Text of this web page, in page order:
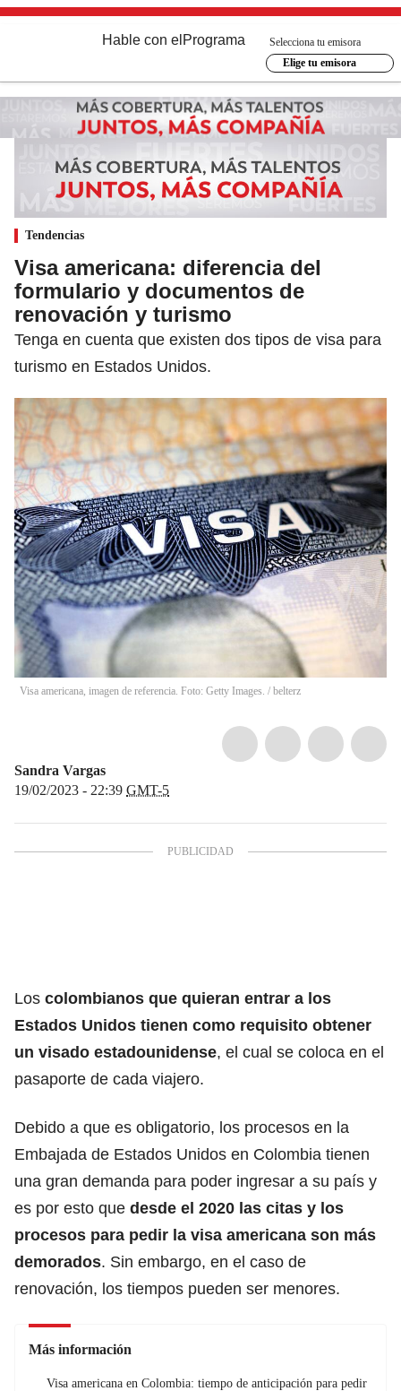
Hable con el Programa
Selecciona tu emisora
Elige tu emisora
Tendencias
Visa americana: diferencia del
formulario y documentos de
renovación y turismo
Tenga en cuenta que existen dos tipos de visa para
turismo en Estados Unidos.
Visa americana, imagen de referencia. Foto: Getty Images. / belterz
Sandra Vargas
19/02/2023 - 22:39 GMT-5
Los colombianos que quieran entrar a los
Estados Unidos tienen como requisito obtener
un visado estadounidense, el cual se coloca en el
pasaporte de cada viajero.
Debido a que es obligatorio, los procesos en la
Embajada de Estados Unidos en Colombia tienen
una gran demanda para poder ingresar a su país y
es por esto que desde el 2020 las citas y los
procesos para pedir la visa americana son más
demorados. Sin embargo, en el caso de
renovación, los tiempos pueden ser menores.
Más información
Visa americana en Colombia: tiempo de anticipación para pedir